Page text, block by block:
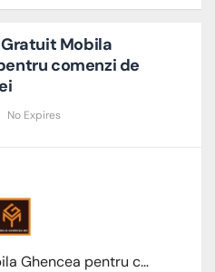
Mobila
comenzi de
No Expires
Transport Gratuit Mobila Ghencea pentru comenzi de min. 300 lei